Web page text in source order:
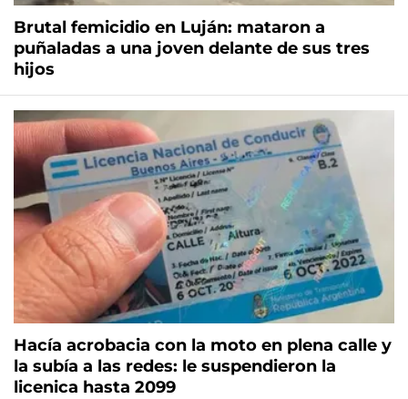
Brutal femicidio en Luján: mataron a
puñaladas a una joven delante de sus tres
hijos
Hacía acrobacia con la moto en plena calle y
la subía a las redes: le suspendieron la
licenica hasta 2099